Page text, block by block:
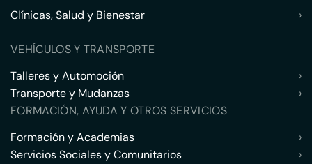
Clínicas, Salud y Bienestar
›
VEHÍCULOS Y TRANSPORTE
Talleres y Automoción
›
Transporte y Mudanzas
›
FORMACIÓN, AYUDA Y OTROS SERVICIOS
Formación y Academias
›
Servicios Sociales y Comunitarios
›